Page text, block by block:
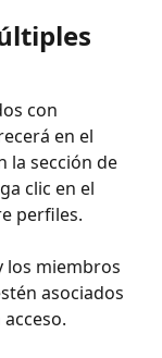
con
en el
la sección de
clic en el
perfiles.
los miembros
asociados